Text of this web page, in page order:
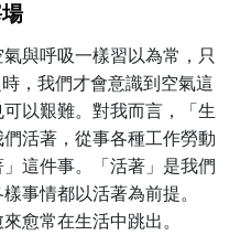
與呼吸一樣習以為常，只
，我們才會意識到空氣這
以艱難。對我而言，「生
活著，從事各種工作勞動
這件事。「活著」是我們
事情都以活著為前提。
愈常在生活中跳出。